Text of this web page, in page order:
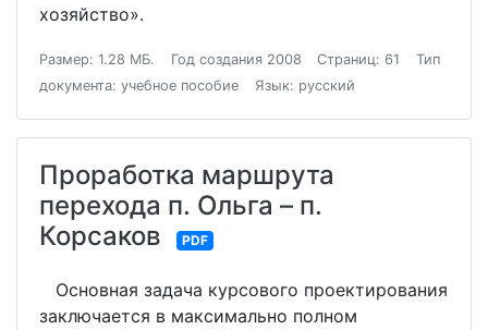
хозяйство».
Размер: 1.28 МБ. Год создания 2008 Страниц: 61
Тип
документа: учебное пособие
Язык: русский
Проработка маршрута
перехода п. Ольга – п.
Корсаков
PDF
Основная задача курсового проектирования
заключается в максимально полном